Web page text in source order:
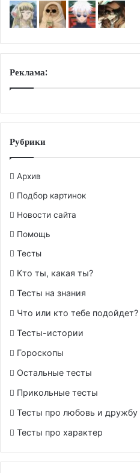
Реклама:
Рубрики
Архив
Подбор картинок
Новости сайта
Помощь
Тесты
Кто ты, какая ты?
Тесты на знания
Что или кто тебе подойдет?
Тесты-истории
Гороскопы
Остальные тесты
Прикольные тесты
Тесты про любовь и дружбу
Тесты про характер